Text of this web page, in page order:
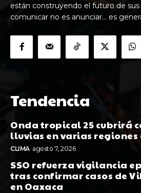
están construyendo el futuro de
comunicar no es anunciar… es
Tendencia
Onda tropical 25 cubrirá
lluvias en varias
CLIMA agosto 7, 2026
SSO refuerza vigilancia
tras confirmar casos de
en Oaxaca